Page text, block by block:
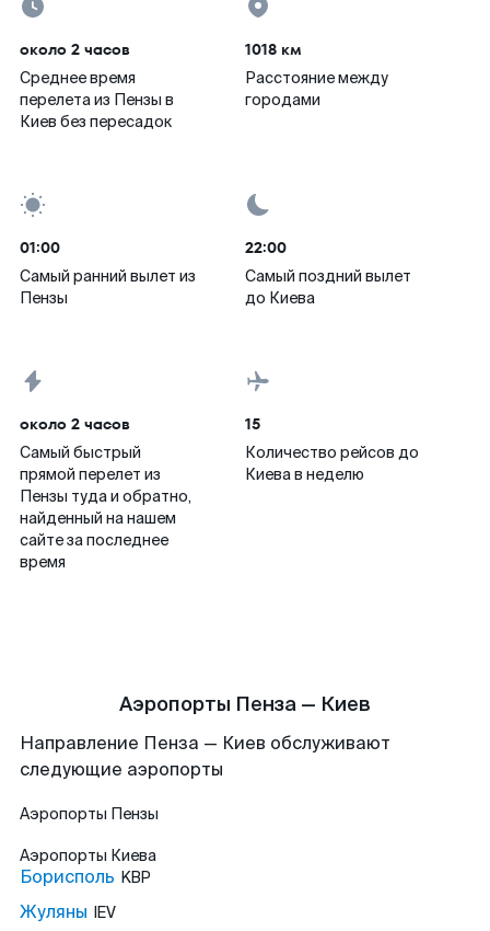
около 2 часов
Среднее время
перелета из Пензы в
Киев без пересадок
1018 км
Расстояние между
городами
01:00
Самый ранний вылет из
Пензы
22:00
Самый поздний вылет
до Киева
около 2 часов
Самый быстрый
прямой перелет из
Пензы туда и обратно,
найденный на нашем
сайте за последнее
время
15
Количество рейсов до
Киева в неделю
Аэропорты Пенза — Киев
Направление Пенза — Киев обслуживают
следующие аэропорты
Аэропорты Пензы
Аэропорты Киева
Борисполь KBP
Жуляны IEV